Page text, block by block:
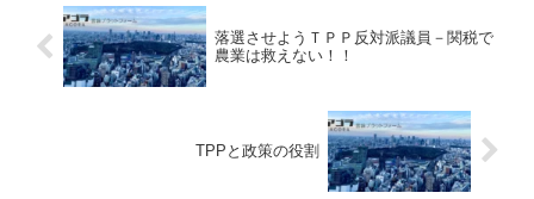
落選させようＴＰＰ反対派議員－関税で
農業は救えない！！
TPPと政策の役割